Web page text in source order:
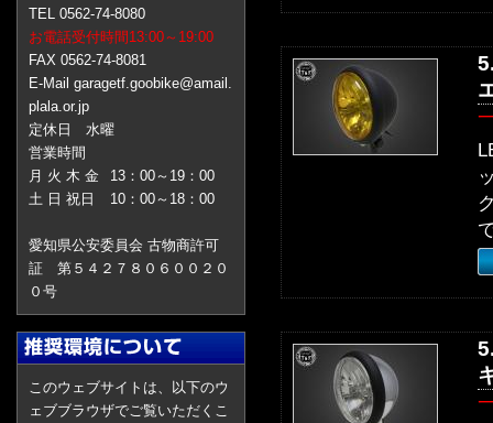
TEL 0562-74-8080
お電話受付時間13:00～19:00
FAX 0562-74-8081
E-Mail garagetf.goobike@amail.
plala.or.jp
定休日 水曜
営業時間
月 火 木 金
13：00～19：00
土 日 祝日
10：00～18：00
愛知県公安委員会 古物商許可
証 第５４２７８０６００２０
０号
このウェブサイトは、以下のウ
ェブブラウザでご覧いただくこ